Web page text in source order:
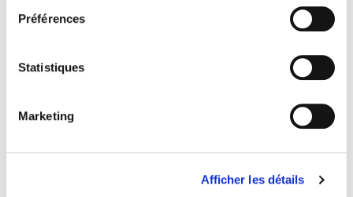
Préférences
Statistiques
Marketing
Afficher les détails